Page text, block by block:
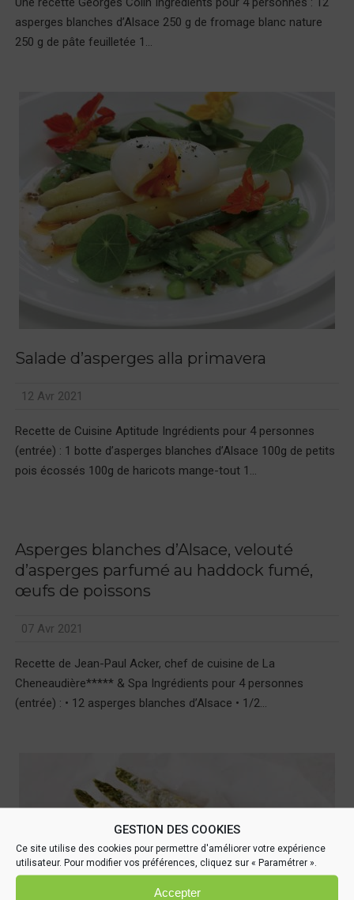
GESTION DES COOKIES
Ce site utilise des cookies pour permettre d'améliorer votre expérience
utilisateur. Pour modifier vos préférences, cliquez sur « Paramétrer ».
Accepter
asperges blanches d’Alsace 250 g de fromage blanc nature
250 g de pâte feuilletée 1...
Salade d’asperges alla primavera
12 Avr 2021
Recette de Cuisine Aptitude Ingrédients pour 4 personnes
(entrée) : 1 botte d’asperges blanches d’Alsace 100g de petits
pois écossés 100g de haricots mange-tout 1...
Asperges blanches d’Alsace, velouté
d’asperges parfumé au haddock fumé,
œufs de poissons
07 Avr 2021
Recette de Jean-Paul Acker, chef de cuisine de La
Cheneaudière***** & Spa Ingrédients pour 4 personnes
(entrée) : • 12 asperges blanches d’Alsace • 1/2...